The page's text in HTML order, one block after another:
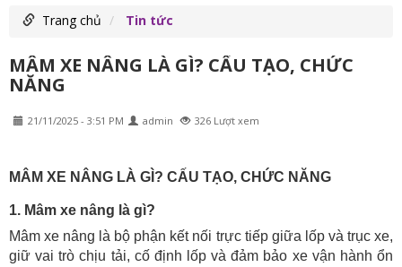
Trang chủ Tin tức
MÂM XE NÂNG LÀ GÌ? CẤU TẠO, CHỨC
NĂNG
21/11/2025 - 3:51 PM admin 326 Lượt xem
MÂM XE NÂNG LÀ GÌ? CẤU TẠO, CHỨC NĂNG
1. Mâm xe nâng là gì?
Mâm xe nâng là bộ phận kết nối trực tiếp giữa lốp và trục xe,
giữ vai trò chịu tải, cố định lốp và đảm bảo xe vận hành ổn